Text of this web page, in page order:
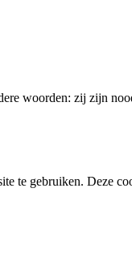
woorden: zij zijn
te gebruiken. Deze